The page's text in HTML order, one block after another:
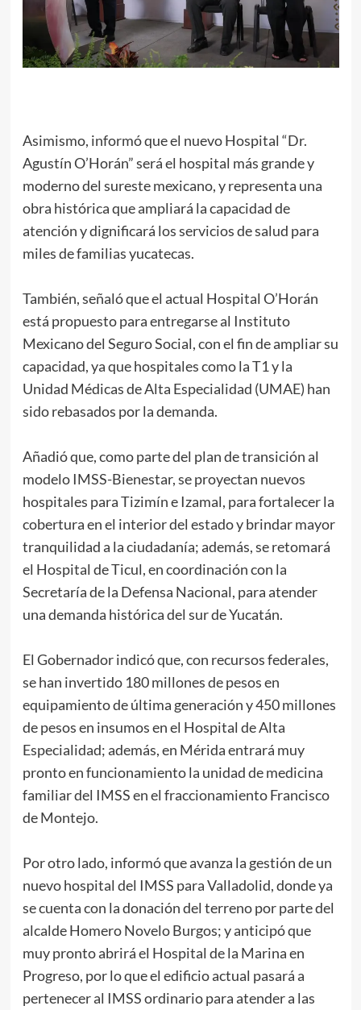
Asimismo, informó que el nuevo Hospital “Dr.
Agustín O’Horán” será el hospital más grande y
moderno del sureste mexicano, y representa una
obra histórica que ampliará la capacidad de
atención y dignificará los servicios de salud para
miles de familias yucatecas.
También, señaló que el actual Hospital O’Horán
está propuesto para entregarse al Instituto
Mexicano del Seguro Social, con el fin de ampliar su
capacidad, ya que hospitales como la T1 y la
Unidad Médicas de Alta Especialidad (UMAE) han
sido rebasados por la demanda.
Añadió que, como parte del plan de transición al
modelo IMSS-Bienestar, se proyectan nuevos
hospitales para Tizimín e Izamal, para fortalecer la
cobertura en el interior del estado y brindar mayor
tranquilidad a la ciudadanía; además, se retomará
el Hospital de Ticul, en coordinación con la
Secretaría de la Defensa Nacional, para atender
una demanda histórica del sur de Yucatán.
El Gobernador indicó que, con recursos federales,
se han invertido 180 millones de pesos en
equipamiento de última generación y 450 millones
de pesos en insumos en el Hospital de Alta
Especialidad; además, en Mérida entrará muy
pronto en funcionamiento la unidad de medicina
familiar del IMSS en el fraccionamiento Francisco
de Montejo.
Por otro lado, informó que avanza la gestión de un
nuevo hospital del IMSS para Valladolid, donde ya
se cuenta con la donación del terreno por parte del
alcalde Homero Novelo Burgos; y anticipó que
muy pronto abrirá el Hospital de la Marina en
Progreso, por lo que el edificio actual pasará a
pertenecer al IMSS ordinario para atender a las